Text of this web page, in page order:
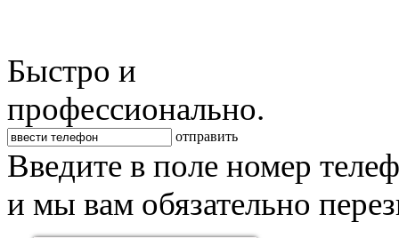
Быстро и
профессионально.
отправить
Введите в поле номер
и мы вам обязательно